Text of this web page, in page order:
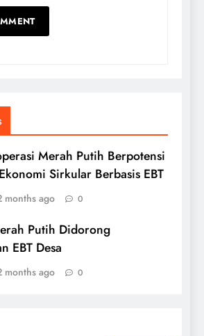
Merah Putih Berpotensi
Sirkular Berbasis EBT
months ago 0
Putih Didorong
EBT Desa
months ago 0